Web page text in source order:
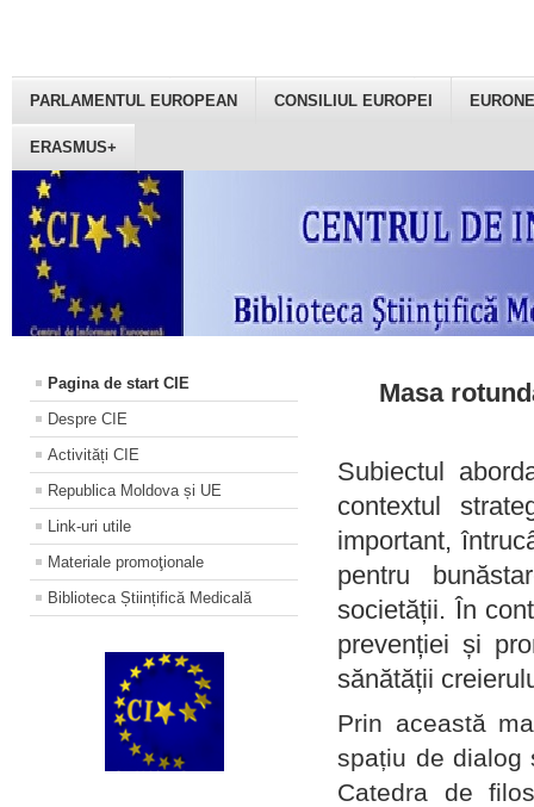
PARLAMENTUL EUROPEAN CONSILIUL EUROPEI
ERASMUS+
Pagina de start CIE
Despre CIE
Activități CIE
Republica Moldova și UE
Link-uri utile
Materiale promoţionale
Biblioteca Științifică Medicală
Masa
Subiectul
contextul
important,
pentru
societății. În
prevenției și
sănătății
Prin această
spațiu de dialog
Catedra de